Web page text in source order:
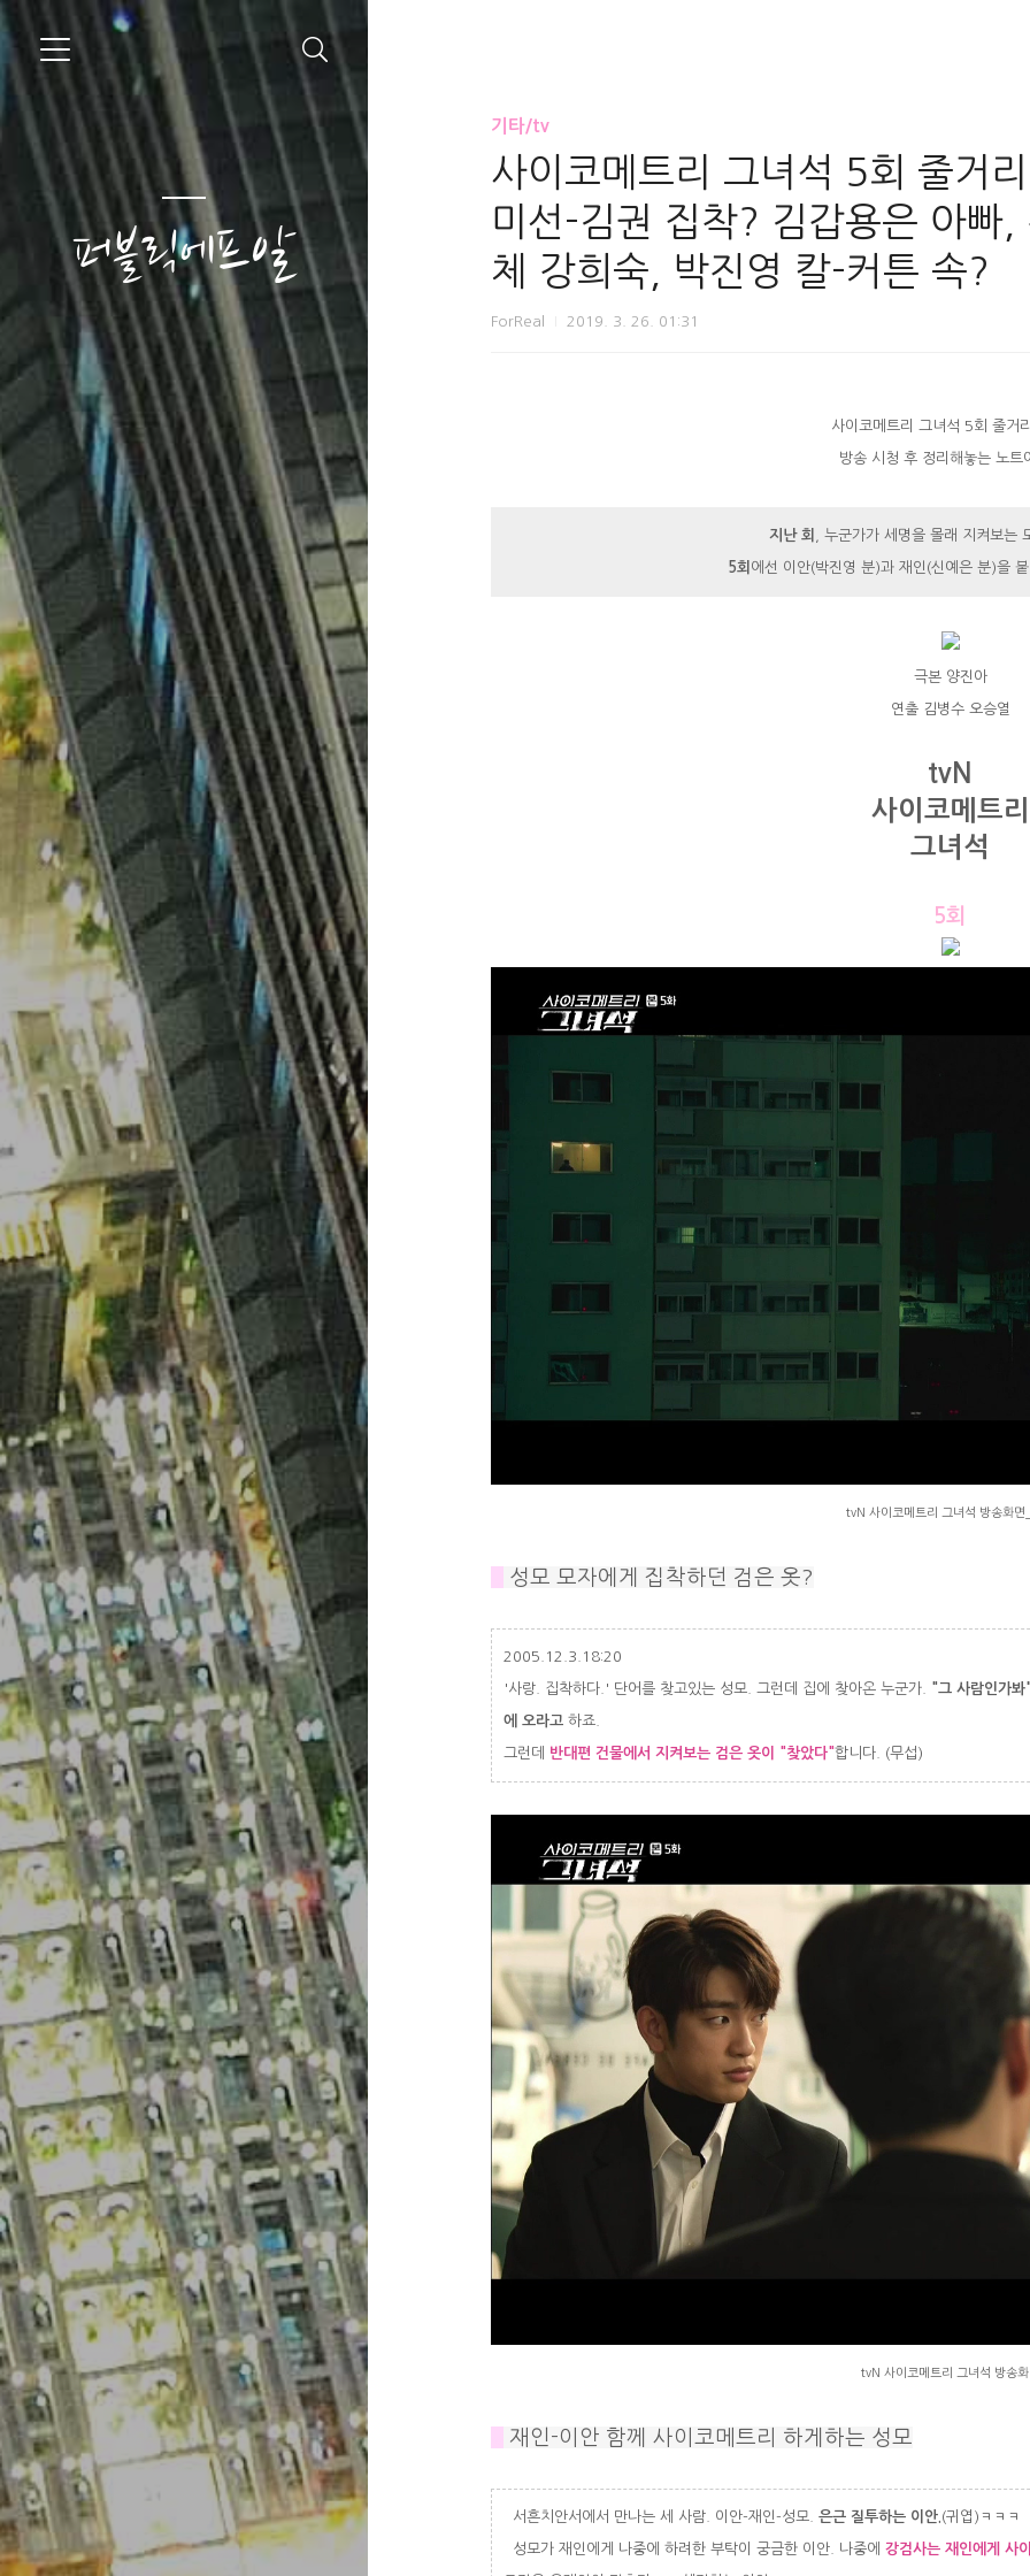
퍼블릭에프알
기타/tv
사이코메트리 그녀석 5회 줄거
미선-김권 집착? 김갑용은 아빠
체 강희숙, 박진영 칼-커튼 속?
ForReal 2019. 3. 26. 01:31
사이코메트리 그녀석 5회 줄거
방송 시청 후 정리해놓는 노트
지난 회 , 누군가가 세명을 몰래 지켜보는
5회 에선 이안(박진영 분)과 재인(신예은 분)을
극본 양진아
연출 김병수 오승열
tvN
사이코메트리
그녀석
5회
tvN 사이코메트리 그녀석 방송화면
성모 모자에게 집착하던 검은 옷?
2005.12.3.18:20
'사랑. 집착하다.' 단어를 찾고있는 성모. 그런데 집에 찾아온 누군가. "그 사람인가봐
에 오라고 하죠.
그런데 반대편 건물에서 지켜보는 검은 옷이 "찾았다"합니다. (무섭)
tvN 사이코메트리 그녀석 방송화
재인-이안 함께 사이코메트리 하게하는 성모
서흔치안서에서 만나는 세 사람. 이안-재인-성모. 은근 질투하는 이안. (귀엽)ㅋㅋㅋ
성모가 재인에게 나중에 하려한 부탁이 궁금한 이안. 나중에 강검사는 재인에게 사